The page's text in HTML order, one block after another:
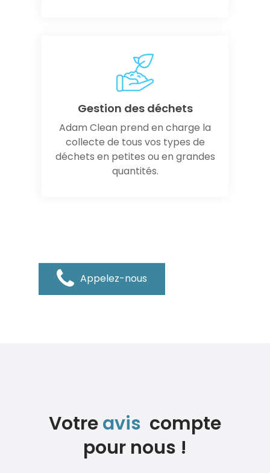
Gestion des déchets
Adam Clean prend en charge la
collecte de tous vos types de
déchets en petites ou en grandes
quantités.
Appelez-nous
Votreavis compte
pour nous !